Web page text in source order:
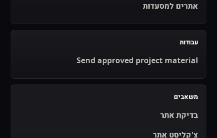
אתרים למסעדות
עבודות
Send approved project material
משאבים
בדיקת אתר
צ'קליסט אתר